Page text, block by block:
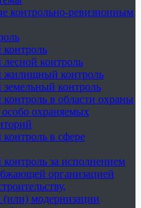
контрольно-ревизионным
контроль
контроль
контроль
в области охраны
охраняемых
в сфере
за исполнением
организацией
(или) модернизации